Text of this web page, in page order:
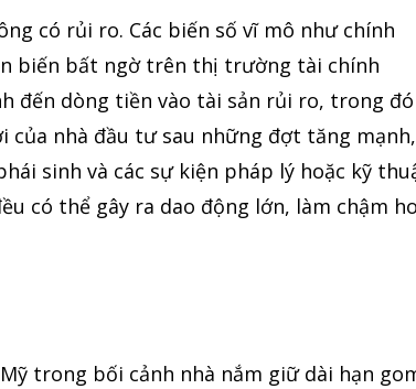
có rủi ro. Các biến số vĩ mô như chính
biến bất ngờ trên thị trường tài chính
đến dòng tiền vào tài sản rủi ro, trong đó
nhà đầu tư sau những đợt tăng mạnh,
sinh và các sự kiện pháp lý hoặc kỹ
có thể gây ra dao động lớn, làm chậm
trong bối cảnh nhà nắm giữ dài hạn